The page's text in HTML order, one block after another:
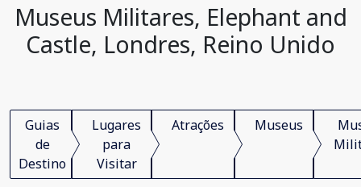
Museus Militares, Elephant and
Castle, Londres, Reino Unido
Guias
de
Destino
Lugares
para
Visitar
Atrações Museus